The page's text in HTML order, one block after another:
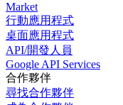
Market
行動應用程式
桌面應用程式
API/開發人員
Google API Services
合作夥伴
尋找合作夥伴